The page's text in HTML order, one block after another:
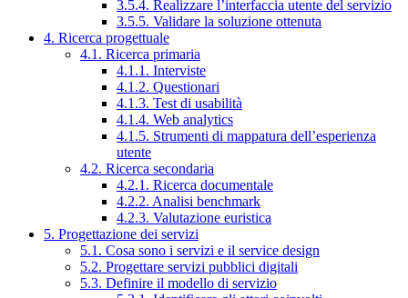
3.5.4. Realizzare l’interfaccia utente del servizio
3.5.5. Validare la soluzione ottenuta
4. Ricerca progettuale
4.1. Ricerca primaria
4.1.1. Interviste
4.1.2. Questionari
4.1.3. Test di usabilità
4.1.4. Web analytics
4.1.5. Strumenti di mappatura dell’esperienza
utente
4.2. Ricerca secondaria
4.2.1. Ricerca documentale
4.2.2. Analisi benchmark
4.2.3. Valutazione euristica
5. Progettazione dei servizi
5.1. Cosa sono i servizi e il service design
5.2. Progettare servizi pubblici digitali
5.3. Definire il modello di servizio